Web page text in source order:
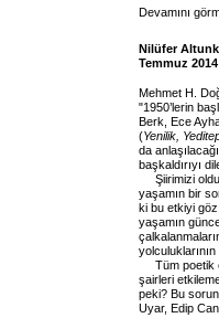
Devamını
Nilüfer
Temmuz 2014
Mehmet H.
"1950’lerin
Berk, Ece
(Yenilik,
da
başkaldırıyı
Şiirimizi
yaşamın bir
ki bu etkiyi göz
yaşamın
Tüm poetik
şairleri
peki? Bu
Uyar, Edip